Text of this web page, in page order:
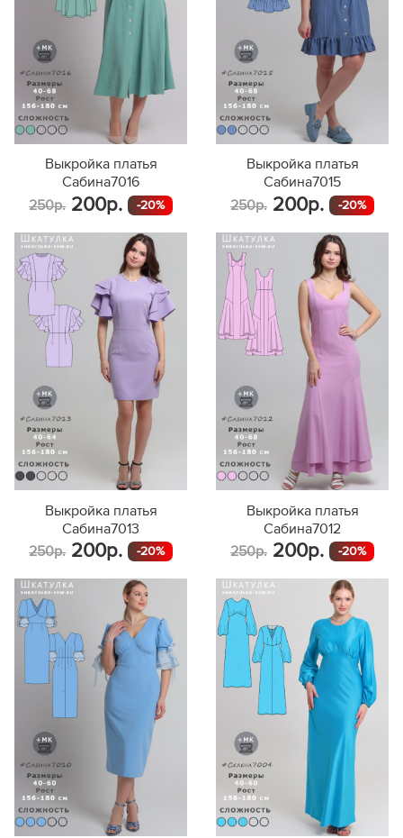
Выкройка платья
Сабина7016
250р. 200р. -20%
Выкройка платья
Сабина7015
250р. 200р. -20%
Выкройка платья
Сабина7013
250р. 200р. -20%
Выкройка платья
Сабина7012
250р. 200р. -20%